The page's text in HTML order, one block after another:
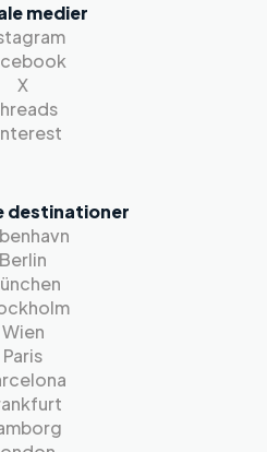
medier
X
destinationer
Berlin
Wien
Paris